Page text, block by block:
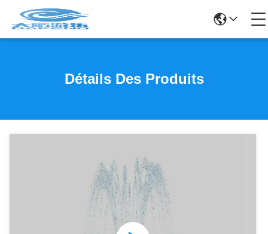
Détails Des Produits